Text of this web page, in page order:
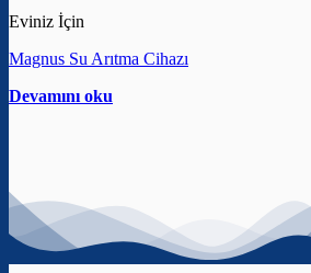
Eviniz İçin
Magnus Su Arıtma Cihazı
Devamını oku